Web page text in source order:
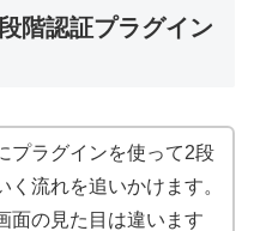
階認証プラグイン
プラグインを使って2段
く流れを追いかけます。
面の見た目は違います